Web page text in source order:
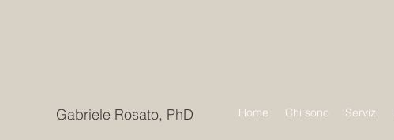
Gabriele Rosato, PhD Home Chi sono Servizi